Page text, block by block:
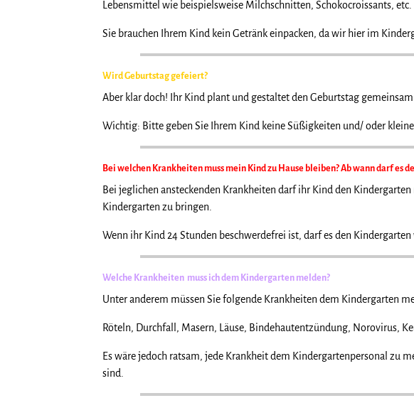
Lebensmittel wie beispielsweise Milchschnitten, Schokocroissants, etc.
Sie brauchen Ihrem Kind kein Getränk einpacken, da wir hier im
Wird Geburtstag gefeiert?
Aber klar doch! Ihr Kind plant und gestaltet den Geburtstag
Wichtig: Bitte geben Sie Ihrem Kind keine Süßigkeiten und/ oder
Bei welchen Krankheiten muss mein Kind zu Hause bleiben? Ab wann darf es
Bei jeglichen ansteckenden Krankheiten darf ihr Kind den
Kindergarten zu bringen.
Wenn ihr Kind 24 Stunden beschwerdefrei ist, darf es den
Welche Krankheiten muss ich dem Kindergarten melden?
Unter anderem müssen Sie folgende Krankheiten dem Kindergarten
Röteln, Durchfall, Masern, Läuse, Bindehautentzündung, Norovirus,
Es wäre jedoch ratsam, jede Krankheit dem Kindergartenpersonal zu
sind.